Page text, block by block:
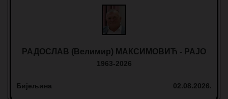
РАДОСЛАВ (Велимир) МАКСИМОВИЋ - РАЈО
1963-2026
Бијељина 02.08.2026.